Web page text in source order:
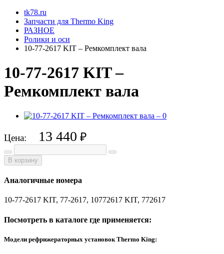
tk78.ru
Запчасти для Thermo King
РАЗНОЕ
Ролики и оси
10-77-2617 KIT – Ремкомплект вала
10-77-2617 KIT –
Ремкомплект вала
Цена: 13 440 ₽
В корзину
Аналогичные номера
10-77-2617 KIT, 77-2617, 10772617 KIT, 772617
Посмотреть в каталоге где применяется:
Модели рефрижераторных установок Thermo King: